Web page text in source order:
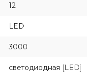
12
LED
3000
светодиодная [LED]